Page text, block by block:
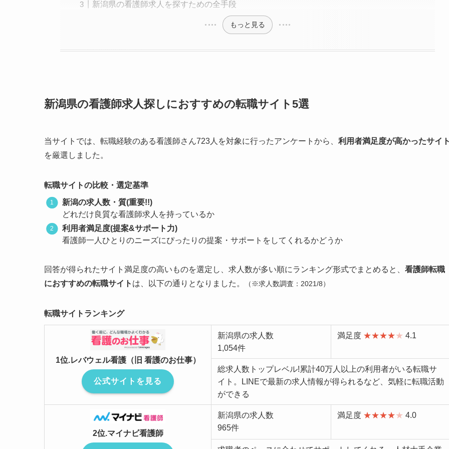
新潟県の看護師求人を探すための全手段
もっと見る
新潟県の看護師求人探しにおすすめの転職サイト5選
当サイトでは、転職経験のある看護師さん723人を対象に行ったアンケートから、 利用者満足度が高かったサイ
を厳選しました。
転職サイトの比較・選定基準
新潟の求人数・質(重要!!)
どれだけ良質な看護師求人を持っているか
利用者満足度(提案&サポート力)
看護師一人ひとりのニーズにぴったりの提案・サポートをしてくれるかどうか
回答が得られたサイト満足度の高いものを選定し、求人数が多い順にランキング形式でまとめると、 看護師転職
におすすめの転職サイト は、以下の通りとなりました。 （ ※求人数調査：2021/8）
転職サイトランキング
1位.レバウェル看護（旧 看護のお仕事）
公式サイトを見る
新潟県の求人数
1,054件
満足度 ★★★★★ 4.1
総求人数トップレベル!累計40万人以上の利用者がいる転職サ
イト。LINEで最新の求人情報が得られるなど、気軽に転職活動
ができる
2位.マイナビ看護師
新潟県の求人数
965件
満足度 ★★★★★ 4.0